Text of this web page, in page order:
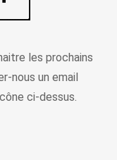
les prochains
nous un email
ci-dessus.